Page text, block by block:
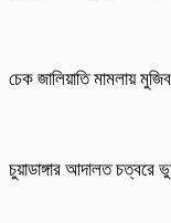
চেক জালিয়াতি মামলায়
চুয়াডাঙ্গার আদালত